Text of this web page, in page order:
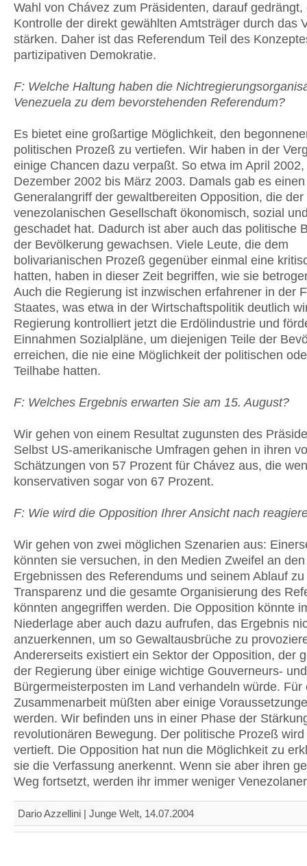
Wahl von Chávez zum Präsidenten, darauf gedrängt,
Kontrolle der direkt gewählten Amtsträger durch das
stärken. Daher ist das Referendum Teil des
partizipativen Demokratie.
F: Welche Haltung haben die
Venezuela zu dem bevorstehenden Referendum?
Es bietet eine großartige Möglichkeit, den
politischen Prozeß zu vertiefen. Wir haben in der
einige Chancen dazu verpaßt. So etwa im April
Dezember 2002 bis März 2003. Damals gab es einen
Generalangriff der gewaltbereiten Opposition, die
venezolanischen Gesellschaft ökonomisch, sozial
geschadet hat. Dadurch ist aber auch das politische
der Bevölkerung gewachsen. Viele Leute, die dem
bolivarianischen Prozeß gegenüber einmal eine
hatten, haben in dieser Zeit begriffen, wie sie
Auch die Regierung ist inzwischen erfahrener in der
Staates, was etwa in der Wirtschaftspolitik deutlich
Regierung kontrolliert jetzt die Erdölindustrie und
Einnahmen Sozialpläne, um diejenigen Teile der
erreichen, die nie eine Möglichkeit der politischen
Teilhabe hatten.
F: Welches Ergebnis erwarten Sie am 15. August?
Wir gehen von einem Resultat zugunsten des
Selbst US-amerikanische Umfragen gehen in ihren
Schätzungen von 57 Prozent für Chávez aus, die
konservativen sogar von 67 Prozent.
F: Wie wird die Opposition Ihrer Ansicht nach
Wir gehen von zwei möglichen Szenarien aus:
könnten sie versuchen, in den Medien Zweifel an den
Ergebnissen des Referendums und seinem Ablauf
Transparenz und die gesamte Organisierung des
könnten angegriffen werden. Die Opposition könnte
Niederlage aber auch dazu aufrufen, das Ergebnis
anzuerkennen, um so Gewaltausbrüche zu
Andererseits existiert ein Sektor der Opposition, der
der Regierung über einige wichtige Gouverneurs- und
Bürgermeisterposten im Land verhandeln würde. Für
Zusammenarbeit müßten aber einige
werden. Wir befinden uns in einer Phase der
revolutionären Bewegung. Der politische Prozeß
vertieft. Die Opposition hat nun die Möglichkeit zu
sie die Verfassung anerkennt. Wenn sie aber ihren
Weg fortsetzt, werden ihr immer weniger
Dario Azzellini | Junge Welt, 14.07.2004